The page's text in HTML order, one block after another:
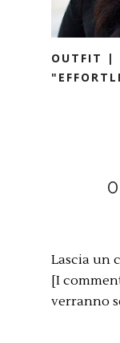
OUTFIT |
Lascia un
[I
verranno